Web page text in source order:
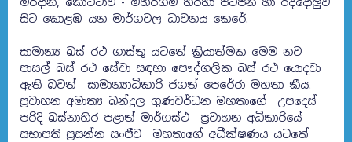
සිට කොළඹ යන මාර්ගවල ධාවනය කෙරේ.
සාමාන්‍ය බස් රථ ගාස්තු යටතේ ක්‍රියාත්මක මෙම නව
පාසල් බස් රථ සේවා සඳහා පෞද්ගලික බස් රථ යොදවා
ඇති බවත් සාමාන්‍යාධිකාරි ජගත් පෙරේරා මහතා කීය.
ප්‍රවාහන අමාත්‍ය බන්දුල ගුණවර්ධන මහතාගේ උපදෙස්
පරිදි බස්නාහිර පළාත් මාර්ගස්ථ ප්‍රවාහන අධිකාරියේ
සභාපති ප්‍රසන්න සංජීව මහතාගේ අධීක්ෂණය යටතේ